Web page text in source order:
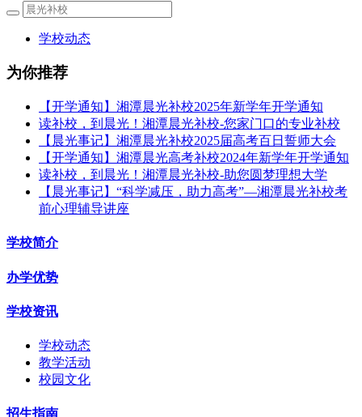
学校动态
为你推荐
【开学通知】湘潭晨光补校2025年新学年开学通知
读补校，到晨光！湘潭晨光补校-您家门口的专业补校
【晨光事记】湘潭晨光补校2025届高考百日誓师大会
【开学通知】湘潭晨光高考补校2024年新学年开学通知
读补校，到晨光！湘潭晨光补校-助您圆梦理想大学
【晨光事记】“科学减压，助力高考”—湘潭晨光补校考
前心理辅导讲座
学校简介
办学优势
学校资讯
学校动态
教学活动
校园文化
招生指南